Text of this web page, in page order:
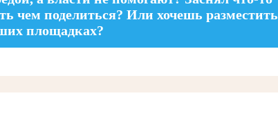
чем поделиться? Или хочешь разместить
площадках?